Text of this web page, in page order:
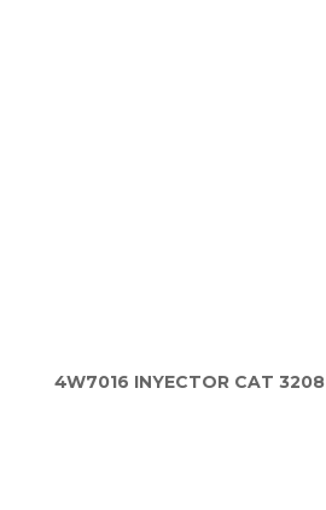
4W7016 INYECTOR CAT 3208